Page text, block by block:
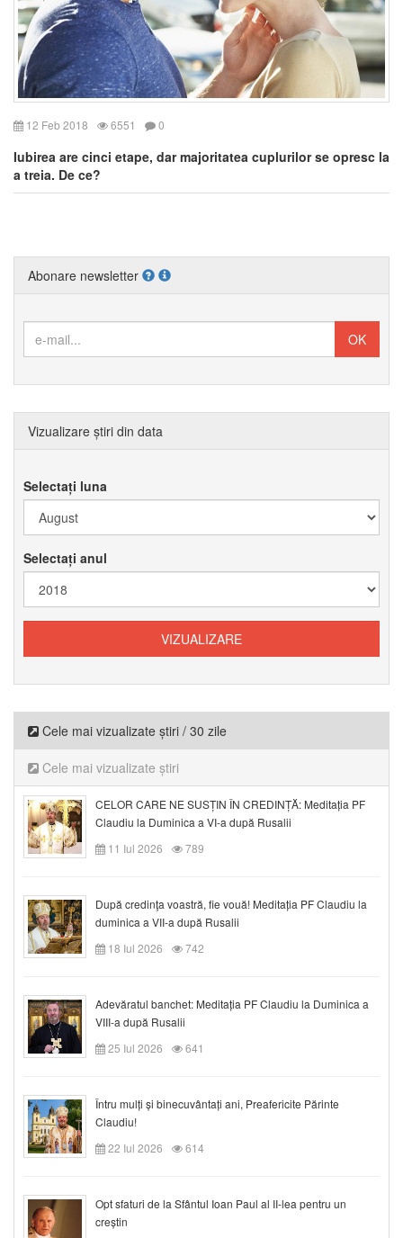
12 Feb 2018 6551 0
Iubirea are cinci etape, dar majoritatea cuplurilor se opresc la
a treia. De ce?
Abonare newsletter
Vizualizare știri din data
Selectați luna
Selectați anul
Cele mai vizualizate știri / 30 zile
Cele mai vizualizate știri
CELOR CARE NE SUSȚIN ÎN CREDINȚĂ: Meditația PF
Claudiu la Duminica a VI-a după Rusalii
11 Iul 2026
789
După credinţa voastră, fie vouă! Meditația PF Claudiu la
duminica a VII-a după Rusalii
18 Iul 2026
742
Adevăratul banchet: Meditația PF Claudiu la Duminica a
VIII-a după Rusalii
25 Iul 2026
641
Întru mulți și binecuvântați ani, Preafericite Părinte
Claudiu!
22 Iul 2026
614
Opt sfaturi de la Sfântul Ioan Paul al II-lea pentru un
creștin